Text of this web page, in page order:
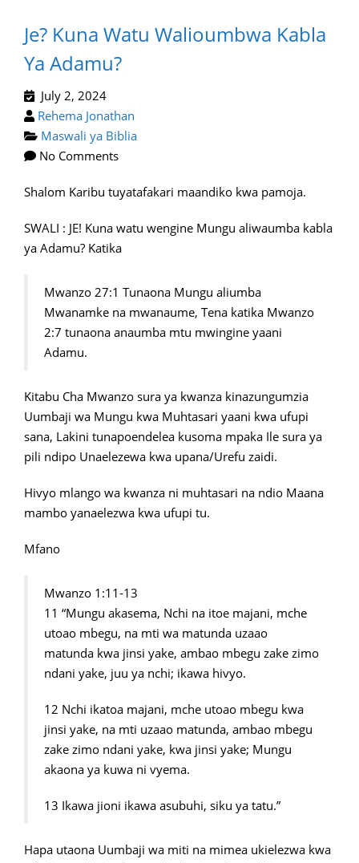
Je? Kuna Watu Walioumbwa Kabla
Ya Adamu?
July 2, 2024
Rehema Jonathan
Maswali ya Biblia
No Comments
Shalom Karibu tuyatafakari maandiko kwa pamoja.
SWALI : JE! Kuna watu wengine Mungu aliwaumba kabla
ya Adamu? Katika
Mwanzo 27:1 Tunaona Mungu aliumba
Mwanamke na mwanaume, Tena katika Mwanzo
2:7 tunaona anaumba mtu mwingine yaani
Adamu.
Kitabu Cha Mwanzo sura ya kwanza kinazungumzia
Uumbaji wa Mungu kwa Muhtasari yaani kwa ufupi
sana, Lakini tunapoendelea kusoma mpaka Ile sura ya
pili ndipo Unaelezewa kwa upana/Urefu zaidi.
Hivyo mlango wa kwanza ni muhtasari na ndio Maana
mambo yanaelezwa kwa ufupi tu.
Mfano
Mwanzo 1:11-13
11 “Mungu akasema, Nchi na itoe majani, mche
utoao mbegu, na mti wa matunda uzaao
matunda kwa jinsi yake, ambao mbegu zake zimo
ndani yake, juu ya nchi; ikawa hivyo.
12 Nchi ikatoa majani, mche utoao mbegu kwa
jinsi yake, na mti uzaao matunda, ambao mbegu
zake zimo ndani yake, kwa jinsi yake; Mungu
akaona ya kuwa ni vyema.
13 Ikawa jioni ikawa asubuhi, siku ya tatu.”
Hapa utaona Uumbaji wa miti na mimea ukielezwa kwa